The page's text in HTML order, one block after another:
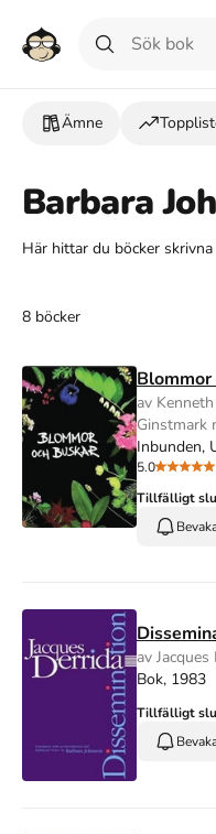
Ämne
Barbara
Här hittar du böcker
8 böcker
av
Ginstmark
Inbunden,
5.0
Tillfälligt
av
Bok, 1983
Tillfälligt